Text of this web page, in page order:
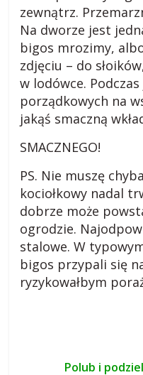
zewnątrz.
Na dworze jest
bigos mrozimy,
zdjęciu – do
w lodówce.
porządkowych na
jakąś smaczną
SMACZNEGO!
PS. Nie muszę
kociołkowy nadal
dobrze może
ogrodzie.
stalowe. W
bigos przypali się
ryzykowałbym
Polub i